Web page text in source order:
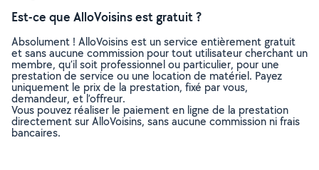
Est-ce que AlloVoisins est gratuit ?
Absolument ! AlloVoisins est un service entièrement gratuit
et sans aucune commission pour tout utilisateur cherchant un
membre, qu’il soit professionnel ou particulier, pour une
prestation de service ou une location de matériel. Payez
uniquement le prix de la prestation, fixé par vous,
demandeur, et l’offreur.
Vous pouvez réaliser le paiement en ligne de la prestation
directement sur AlloVoisins, sans aucune commission ni frais
bancaires.